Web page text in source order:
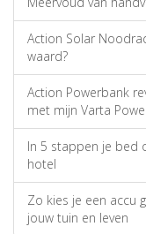
Action Solar
waard?
Action Powerbank
met mijn Varta
In 5 stappen je bed
hotel
Zo kies je een accu
jouw tuin en leven